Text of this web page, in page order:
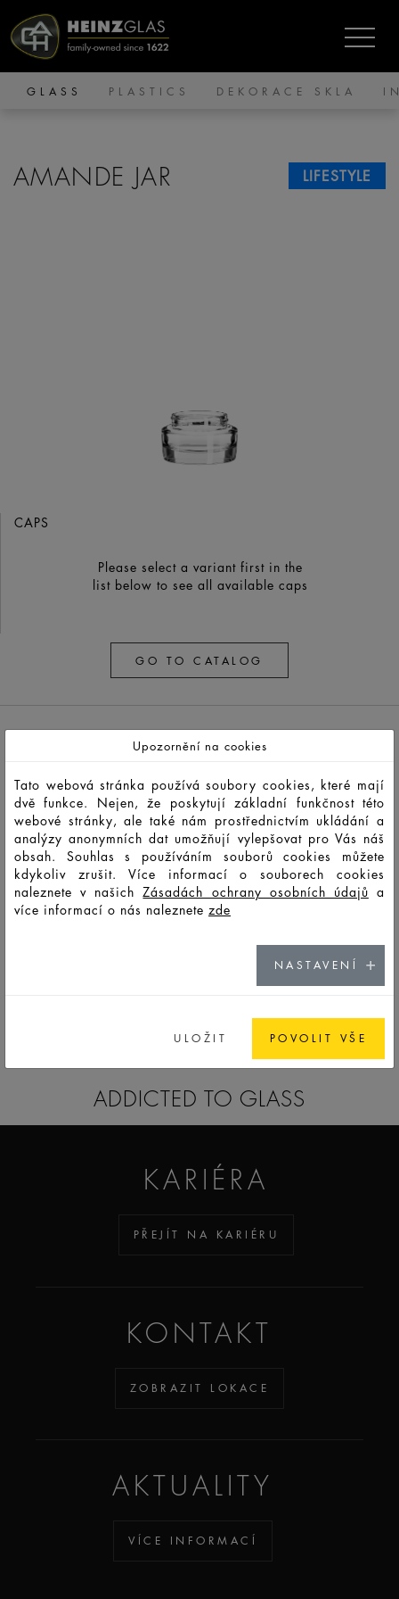
GLASS PLASTICS DEKORACE SKLA
LIFESTYLE
AMANDE JAR
CAPS
Please select a variant first in the
list below to see all available caps
GO TO CATALOG
HD13756 LTO 30 35 72 85 41,9 30,4 8,3
HD13757 LSO 50 59 124 40
GO TO CATALOG
ADDICTED TO GLASS
KARIÉRA
PŘEJÍT NA KARIÉRU
KONTAKT
ZOBRAZIT LOKACE
AKTUALITY
VÍCE INFORMACÍ
Upozornění na cookies
Tato webová stránka používá soubory cookies, které mají
dvě funkce. Nejen, že poskytují základní funkčnost této
webové stránky, ale také nám prostřednictvím ukládání a
analýzy anonymních dat umožňují vylepšovat pro Vás náš
obsah. Souhlas s používáním souborů cookies můžete
kdykoliv zrušit. Více informací o souborech cookies
naleznete v našichZásadách ochrany osobních údajů a
více informací o nás naleznete zde
NASTAVENÍ
ULOŽIT POVOLIT VŠE